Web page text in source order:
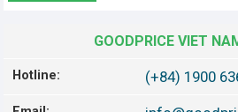
GOODPRICE VIET
Hotline: (+84) 1900